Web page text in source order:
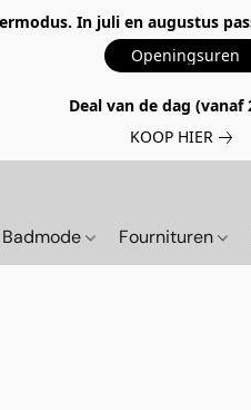
In juli en augustus
Openingsuren
Deal van de dag (vanaf
KOOP HIER
Badmode Fournituren